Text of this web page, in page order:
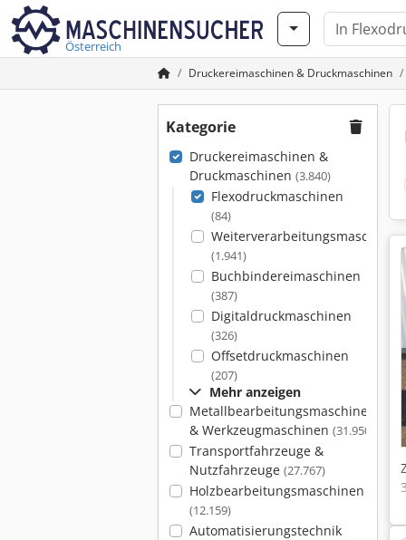
Österreich
Druckereimaschinen & Druckmaschinen
Kategorie
Druckereimaschinen &
Druckmaschinen (3.840)
Flexodruckmaschinen
(84)
Weiterverarbeitungsmaschinen
(1.941)
Buchbindereimaschinen
(387)
Digitaldruckmaschinen
(326)
Offsetdruckmaschinen
(207)
Mehr anzeigen
Metallbearbeitungsmaschinen
& Werkzeugmaschinen (31.950)
Transportfahrzeuge &
Nutzfahrzeuge (27.767)
Holzbearbeitungsmaschinen
(12.159)
Automatisierungstechnik